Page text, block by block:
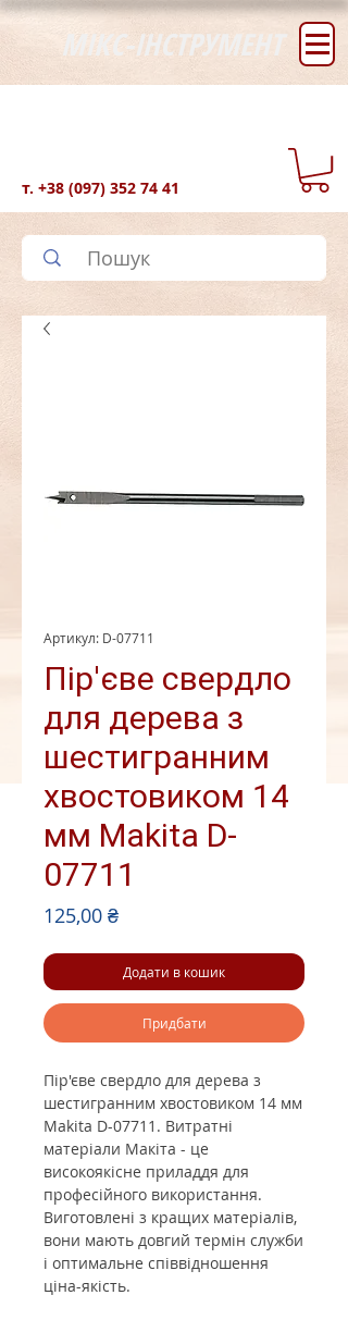
МІКС-ІНСТРУМЕНТ
т. +38 (097) 352 74 41
Артикул: D-07711
Пір'єве свердло
для дерева з
шестигранним
хвостовиком 14
мм Makita D-
07711
125,00 ₴Ціна
Додати в кошик
Придбати
Пір'єве свердло для дерева з
шестигранним хвостовиком 14 мм
Makita D-07711. Витратні
матеріали Макіта - це
високоякісне приладдя для
професійного використання.
Виготовлені з кращих матеріалів,
вони мають довгий термін служби
і оптимальне співвідношення
ціна-якість.